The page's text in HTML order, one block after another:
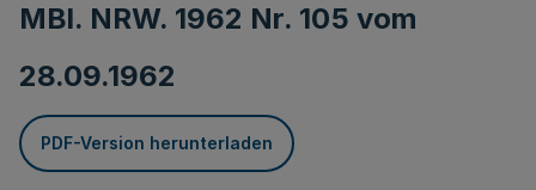
MBl. NRW. 1962 Nr. 105 vom
28.09.1962
PDF-Version herunterladen